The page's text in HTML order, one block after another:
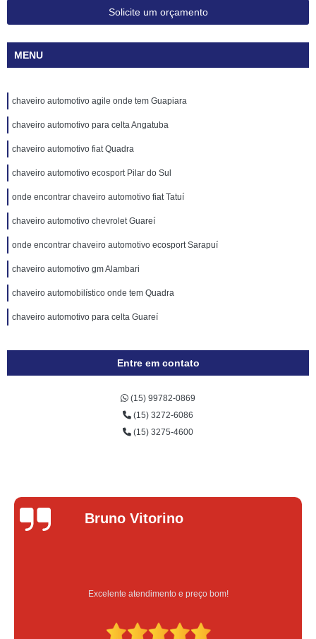
Solicite um orçamento
MENU
chaveiro automotivo agile onde tem Guapiara
chaveiro automotivo para celta Angatuba
chaveiro automotivo fiat Quadra
chaveiro automotivo ecosport Pilar do Sul
onde encontrar chaveiro automotivo fiat Tatuí
chaveiro automotivo chevrolet Guareí
onde encontrar chaveiro automotivo ecosport Sarapuí
chaveiro automotivo gm Alambari
chaveiro automobilístico onde tem Quadra
chaveiro automotivo para celta Guareí
Entre em contato
(15) 99782-0869
(15) 3272-6086
(15) 3275-4600
Lucas Donadel
Serviço feito na hora e de qualidade